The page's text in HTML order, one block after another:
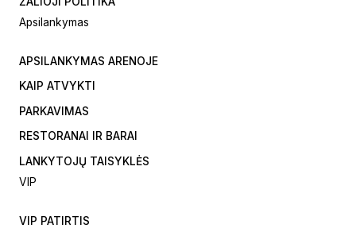
Apsilankymas
APSILANKYMAS ARENOJE
KAIP ATVYKTI
PARKAVIMAS
RESTORANAI IR BARAI
LANKYTOJŲ TAISYKLĖS
VIP
VIP PATIRTIS